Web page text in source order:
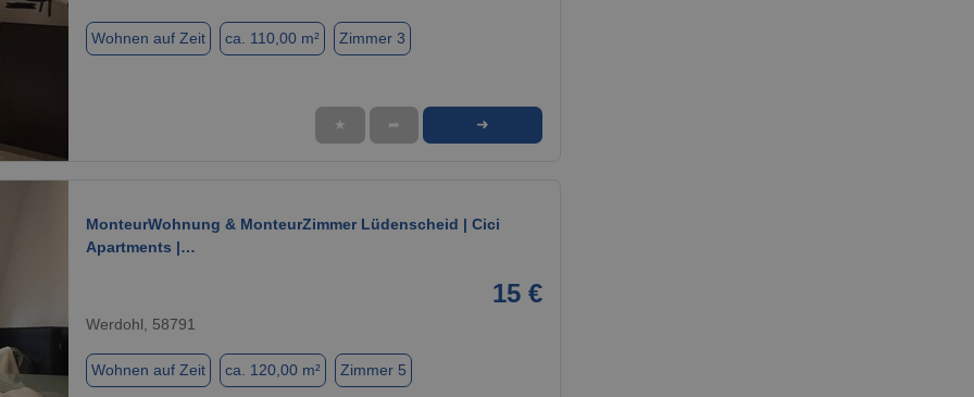
Wohnen auf Zeit ca. 110,00 m² Zimmer 3
★ ➦ ➜
MonteurWohnung & MonteurZimmer Lüdenscheid | Cici
Apartments |…
15 €
Werdohl, 58791
Wohnen auf Zeit ca. 120,00 m² Zimmer 5